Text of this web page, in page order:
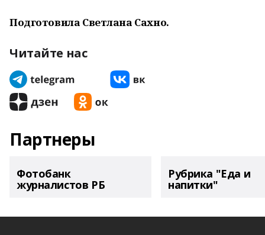
Подготовила Светлана Сахно.
Читайте нас
Партнеры
Фотобанк
журналистов РБ
Рубрика "Еда и
напитки"